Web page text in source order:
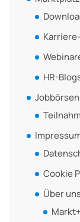
HR-
Cookie
Über